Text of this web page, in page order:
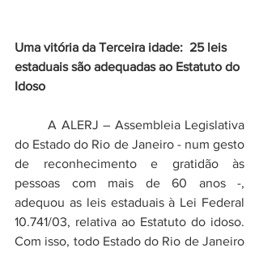
Uma vitória da Terceira idade:  25 leis
estaduais são adequadas ao Estatuto do
Idoso
	A ALERJ – Assembleia Legislativa
do Estado do Rio de Janeiro - num gesto
de reconhecimento e gratidão às
pessoas com mais de 60 anos -,
adequou as leis estaduais à Lei Federal
10.741/03, relativa ao Estatuto do idoso.
Com isso, todo Estado do Rio de Janeiro